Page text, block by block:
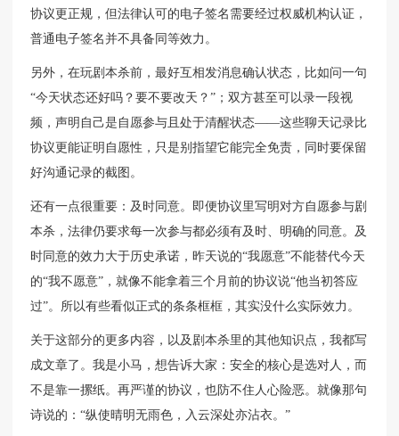
协议更正规，但法律认可的电子签名需要经过权威机构认证，
普通电子签名并不具备同等效力。
另外，在玩剧本杀前，最好互相发消息确认状态，比如问一句
“今天状态还好吗？要不要改天？”；双方甚至可以录一段视
频，声明自己是自愿参与且处于清醒状态——这些聊天记录比
协议更能证明自愿性，只是别指望它能完全免责，同时要保留
好沟通记录的截图。
还有一点很重要：及时同意。即便协议里写明对方自愿参与剧
本杀，法律仍要求每一次参与都必须有及时、明确的同意。及
时同意的效力大于历史承诺，昨天说的“我愿意”不能替代今天
的“我不愿意”，就像不能拿着三个月前的协议说“他当初答应
过”。所以有些看似正式的条条框框，其实没什么实际效力。
关于这部分的更多内容，以及剧本杀里的其他知识点，我都写
成文章了。我是小马，想告诉大家：安全的核心是选对人，而
不是靠一摞纸。再严谨的协议，也防不住人心险恶。就像那句
诗说的：“纵使晴明无雨色，入云深处亦沾衣。”